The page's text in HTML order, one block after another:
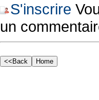
S'inscrire
un